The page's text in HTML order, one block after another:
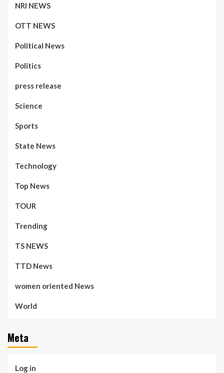
NRI NEWS
OTT NEWS
Political News
Politics
press release
Science
Sports
State News
Technology
Top News
TOUR
Trending
TS NEWS
TTD News
women oriented News
World
Meta
Log in